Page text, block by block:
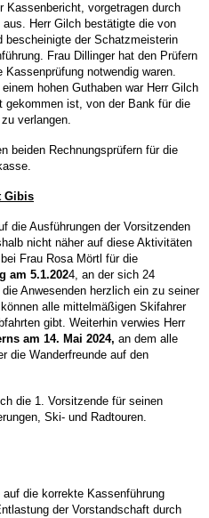
vorgetragen durch
aus. Herr Gilch bestätigte die von
bescheinigte der Schatzmeisterin
Frau Dillinger hat den Prüfern
notwendig waren.
hohen Guthaben war Herr Gilch
gekommen ist, von der Bank für die
verlangen.
beiden Rechnungsprüfern für die
Gibis
die Ausführungen der Vorsitzenden
nicht näher auf diese Aktivitäten
Frau Rosa Mörtl für die
am 5.1.2024, an der sich 24
Anwesenden herzlich ein zu seiner
alle mittelmäßigen Skifahrer
gibt. Weiterhin verwies Herr
am 14. Mai 2024, an dem alle
die Wanderfreunde auf den
die 1. Vorsitzende für seinen
Ski- und Radtouren.
die korrekte Kassenführung
der Vorstandschaft durch